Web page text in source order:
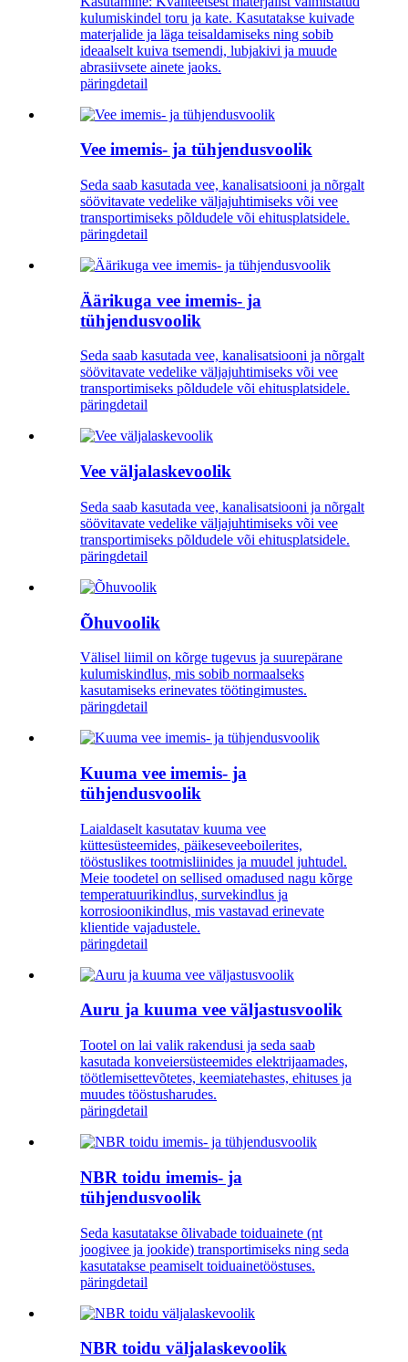
kulumiskindel toru ja kate. Kasutatakse kuivade
materjalide ja läga teisaldamiseks ning sobib
ideaalselt kuiva tsemendi, lubjakivi ja muude
abrasiivsete ainete jaoks.
päringdetail
Vee imemis- ja tühjendusvoolik
Seda saab kasutada vee, kanalisatsiooni ja nõrgalt
söövitavate vedelike väljajuhtimiseks või vee
transportimiseks põldudele või ehitusplatsidele.
päringdetail
Äärikuga vee imemis- ja
tühjendusvoolik
Seda saab kasutada vee, kanalisatsiooni ja nõrgalt
söövitavate vedelike väljajuhtimiseks või vee
transportimiseks põldudele või ehitusplatsidele.
päringdetail
Vee väljalaskevoolik
Seda saab kasutada vee, kanalisatsiooni ja nõrgalt
söövitavate vedelike väljajuhtimiseks või vee
transportimiseks põldudele või ehitusplatsidele.
päringdetail
Õhuvoolik
Välisel liimil on kõrge tugevus ja suurepärane
kulumiskindlus, mis sobib normaalseks
kasutamiseks erinevates töötingimustes.
päringdetail
Kuuma vee imemis- ja
tühjendusvoolik
Laialdaselt kasutatav kuuma vee
küttesüsteemides, päikeseveeboilerites,
tööstuslikes tootmisliinides ja muudel juhtudel.
Meie toodetel on sellised omadused nagu kõrge
temperatuurikindlus, survekindlus ja
korrosioonikindlus, mis vastavad erinevate
klientide vajadustele.
päringdetail
Auru ja kuuma vee väljastusvoolik
Tootel on lai valik rakendusi ja seda saab
kasutada konveiersüsteemides elektrijaamades,
töötlemisettevõtetes, keemiatehastes, ehituses ja
muudes tööstusharudes.
päringdetail
NBR toidu imemis- ja
tühjendusvoolik
Seda kasutatakse õlivabade toiduainete (nt
joogivee ja jookide) transportimiseks ning seda
kasutatakse peamiselt toiduainetööstuses.
päringdetail
NBR toidu väljalaskevoolik